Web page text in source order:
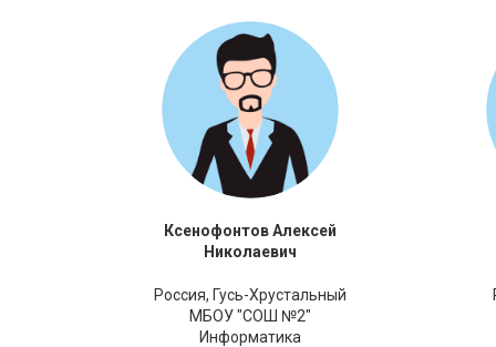
Ксенофонтов Алексей
Николаевич
Россия, Гусь-Хрустальный
МБОУ "СОШ №2"
Информатика